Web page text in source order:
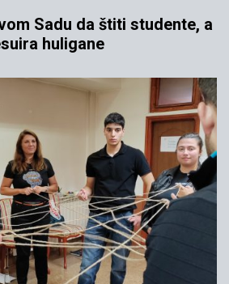
Sadu da štiti studente, a
huligane